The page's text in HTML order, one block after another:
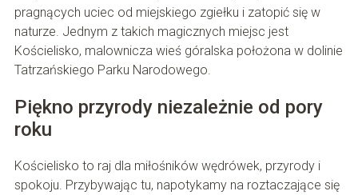
pragnących uciec od miejskiego zgiełku i zatopić się w
naturze. Jednym z takich magicznych miejsc jest
Kościelisko, malownicza wieś góralska położona w dolinie
Tatrzańskiego Parku Narodowego.
Piękno przyrody niezależnie od pory
roku
Kościelisko to raj dla miłośników wędrówek, przyrody i
spokoju. Przybywając tu, napotykamy na roztaczające się